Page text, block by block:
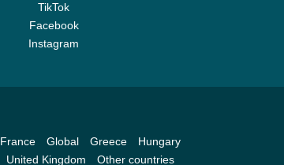
TikTok
Facebook
Instagram
France Global Greece
Hungary
United Kingdom Other countries